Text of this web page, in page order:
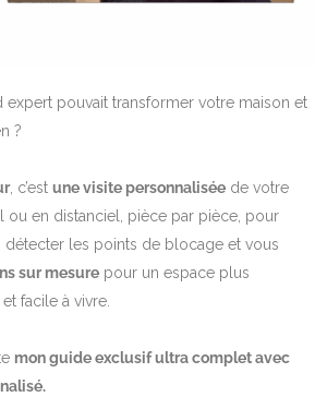
expert pouvait transformer votre maison et
?
, c’est une visite personnalisée de votre
ou en distanciel, pièce par pièce, pour
détecter les points de blocage et vous
sur mesure pour un espace plus
facile à vivre.
mon guide exclusif ultra complet avec